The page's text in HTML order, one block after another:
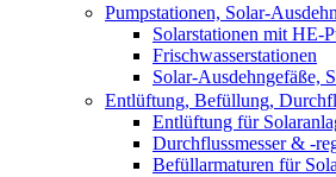
Pumpstationen, Solar-
Solarstationen mit HE-
Frischwasserstationen
Solar-Ausdehngefäße,
Entlüftung, Befüllung,
Entlüftung für
Durchflussmesser & -
Befüllarmaturen für